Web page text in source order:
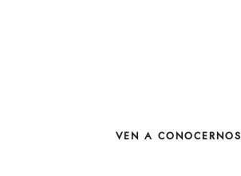
VEN A CONOCERNOS